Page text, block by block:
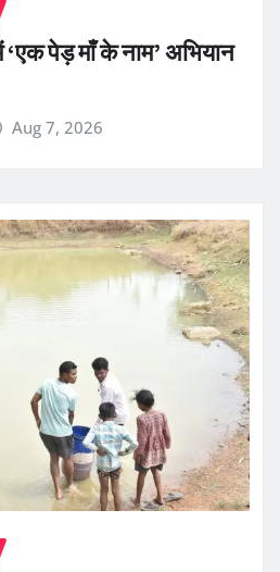
‘एक पेड़ माँ के नाम’ अभियान
Aug 7, 2026